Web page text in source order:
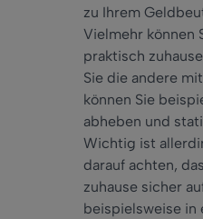
zu Ihrem
Vielmehr können
praktisch
Sie die andere
können Sie
abheben und
Wichtig ist
darauf achten,
zuhause sicher
beispielsweise in